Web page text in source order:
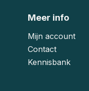
Meer info
Mijn account
Contact
Kennisbank